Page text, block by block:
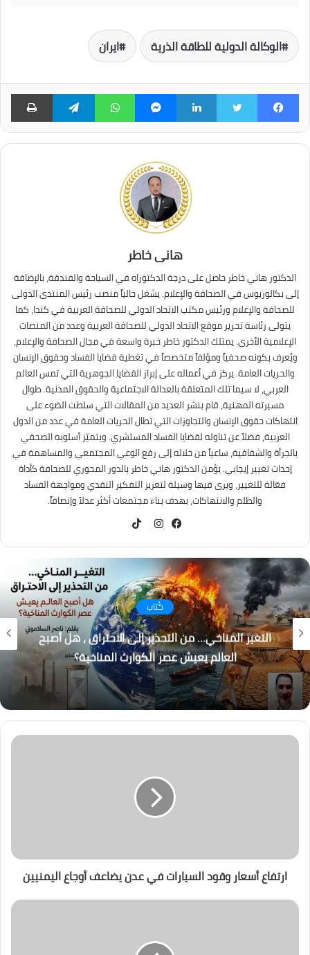
الوكالة الدولية للطاقة الذرية ايران
فيسبوك لينكدإن ماسنجر واتساب تيلقرام
هانى خاطر
الدكتور هاني خاطر حاصل على درجة الدكتوراه في السياحة والفندقة، بالإضافة
إلى بكالوريوس في الصحافة والإعلام. يشغل حالياً منصب رئيس المنتدى الدولى
للصحافة والإعلام ورئيس مكتب الاتحاد الدولي للصحافة العربية في كندا، كما
يتولى رئاسة تحرير موقع الاتحاد الدولي للصحافة العربية وعدد من المنصات
الإعلامية الأخرى. يمتلك الدكتور خاطر خبرة واسعة في مجال الصحافة والإعلام،
ويُعرف بكونه صحفياً ومؤلفاً متخصصاً في تغطية قضايا الفساد وحقوق الإنسان
والحريات العامة. يركز في أعماله على إبراز القضايا الجوهرية التي تمس العالم
العربي، لا سيما تلك المتعلقة بالعدالة الاجتماعية والحقوق المدنية. طوال
مسيرته المهنية، قام بنشر العديد من المقالات التي سلطت الضوء على
انتهاكات حقوق الإنسان والتجاوزات التي تطال الحريات العامة في عدد من الدول
العربية، فضلاً عن تناوله لقضايا الفساد المستشري. ويتميّز أسلوبه الصحفي
بالجرأة والشفافية، ساعياً من خلاله إلى رفع الوعي المجتمعي والمساهمة في
إحداث تغيير إيجابي. يؤمن الدكتور هاني خاطر بالدور المحوري للصحافة كأداة
فعّالة للتغيير، ويرى فيها وسيلة لتعزيز التفكير النقدي ومواجهة الفساد
والظلم والانتهاكات، بهدف بناء مجتمعات أكثر عدلاً وإنصافاً.
كُتاب
التغير المناخي… من التحذير إلى الاحتراق ، هل أصبح
العالم يعيش عصر الكوارث المناخية؟
ارتفاع أسعار وقود السيارات في عدن يضاعف أوجاع اليمنيين